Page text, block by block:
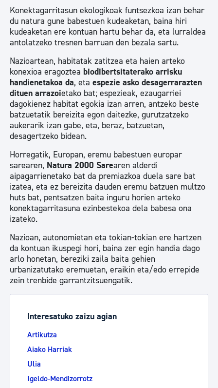
Konektagarritasun ekologikoak funtsezkoa izan behar
du natura gune babestuen kudeaketan, baina hiri
kudeaketan ere kontuan hartu behar da, eta lurraldea
antolatzeko tresnen barruan den bezala sartu.
Nazioartean, habitatak zatitzea eta haien arteko
konexioa eragoztea biodibertsitaterako arrisku
handienetakoa da, eta espezie asko desagerrarazten
dituen arrazoietako bat; espezieak, ezaugarriei
dagokienez habitat egokia izan arren, antzeko beste
batzuetatik bereizita egon daitezke, gurutzatzeko
aukerarik izan gabe, eta, beraz, batzuetan,
desagertzeko bidean.
Horregatik, Europan, eremu babestuen europar
sarearen, Natura 2000 Sarearen alderdi
aipagarrienetako bat da premiazkoa duela sare bat
izatea, eta ez bereizita dauden eremu batzuen multzo
huts bat, pentsatzen baita inguru horien arteko
konektagarritasuna ezinbestekoa dela babesa ona
izateko.
Nazioan, autonomietan eta tokian-tokian ere hartzen
da kontuan ikuspegi hori, baina zer egin handia dago
arlo honetan, bereziki zaila baita gehien
urbanizatutako eremuetan, eraikin eta/edo errepide
zein trenbide garrantzitsuengatik.
Interesatuko zaizu agian
Artikutza
Aiako Harriak
Ulia
Igeldo-Mendizorrotz